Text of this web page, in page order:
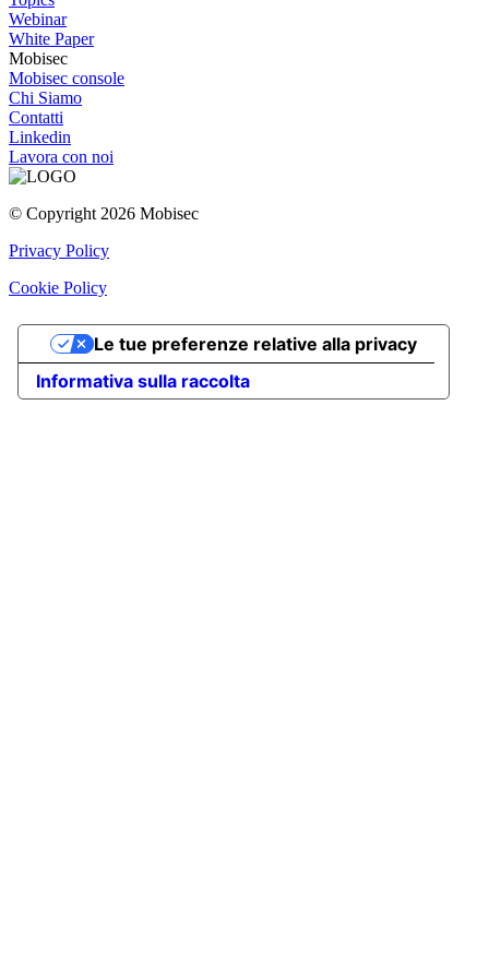
Webinar
White Paper
Mobisec
Mobisec console
Chi Siamo
Contatti
Linkedin
Lavora con noi
© Copyright 2026 Mobisec
Privacy Policy
Cookie Policy
Informativa sulla raccolta
Le tue preferenze relative alla privacy